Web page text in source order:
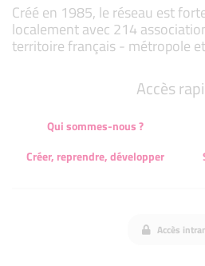
Créé en 1985, le réseau est
localement avec 214
territoire français - métropole
Accès
Qui sommes-nous ?
Créer, reprendre, développer
Accès